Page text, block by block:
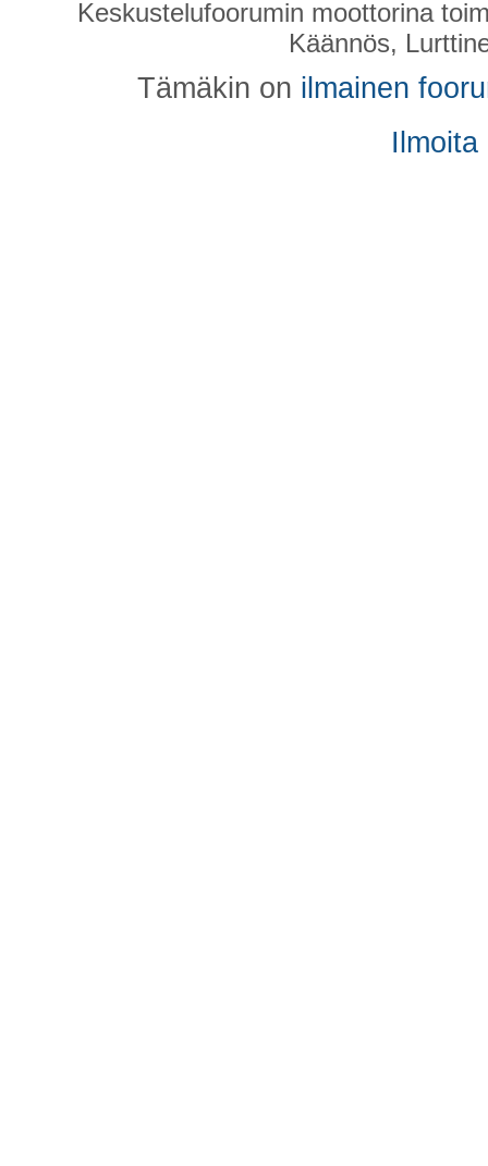
Keskustelufoorumin moottorina
Käännös,
Tämäkin on ilmainen